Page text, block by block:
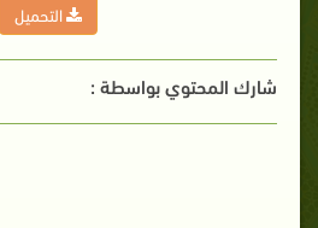
التحميل
شارك المحتوي بواسطة :